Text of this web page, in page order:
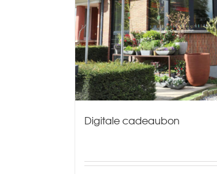
Digitale cadeaubon